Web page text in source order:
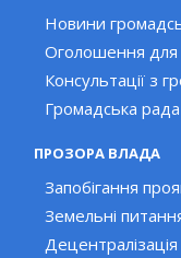
Новини
Оголошення для
Консультації з
Громадська рада
ПРОЗОРА ВЛАДА
Запобігання
Земельні